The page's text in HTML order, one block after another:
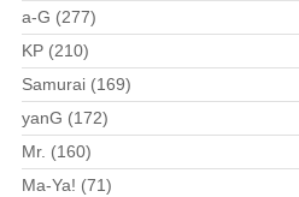
a-G (277)
KP (210)
Samurai (169)
yanG (172)
Mr. (160)
Ma-Ya! (71)